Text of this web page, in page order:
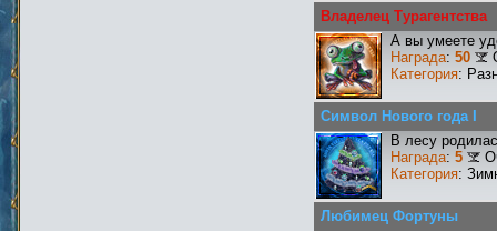
Владелец Турагентства
А вы умеете
Награда: 50
Категория:
Символ Нового года I
В лесу
Награда: 5
Категория:
Любимец Фортуны